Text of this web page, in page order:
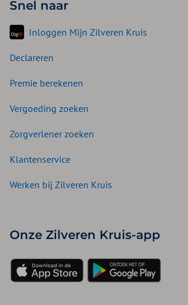
Snel naar
Inloggen Mijn Zilveren Kruis
Declareren
Premie berekenen
Vergoeding zoeken
Zorgverlener zoeken
Klantenservice
Werken bij Zilveren Kruis
Onze Zilveren Kruis-app